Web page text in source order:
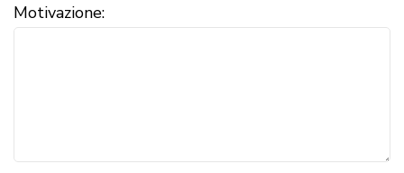
Motivazione: